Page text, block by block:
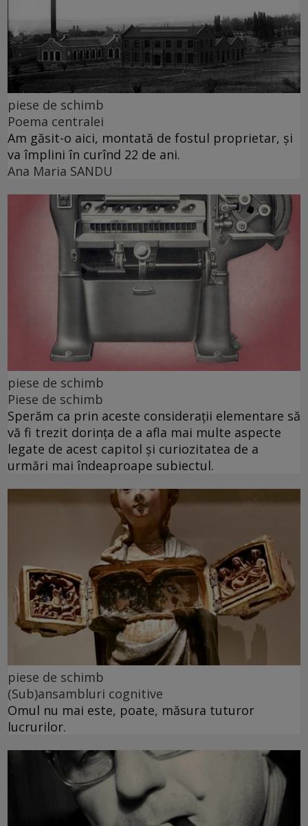
piese de schimb
Poema centralei
Am găsit-o aici, montată de fostul proprietar, și
va împlini în curînd 22 de ani.
Ana Maria SANDU
piese de schimb
Piese de schimb
Sperăm ca prin aceste considerații elementare să
vă fi trezit dorința de a afla mai multe aspecte
legate de acest capitol și curiozitatea de a
urmări mai îndeaproape subiectul.
piese de schimb
(Sub)ansambluri cognitive
Omul nu mai este, poate, măsura tuturor
lucrurilor.